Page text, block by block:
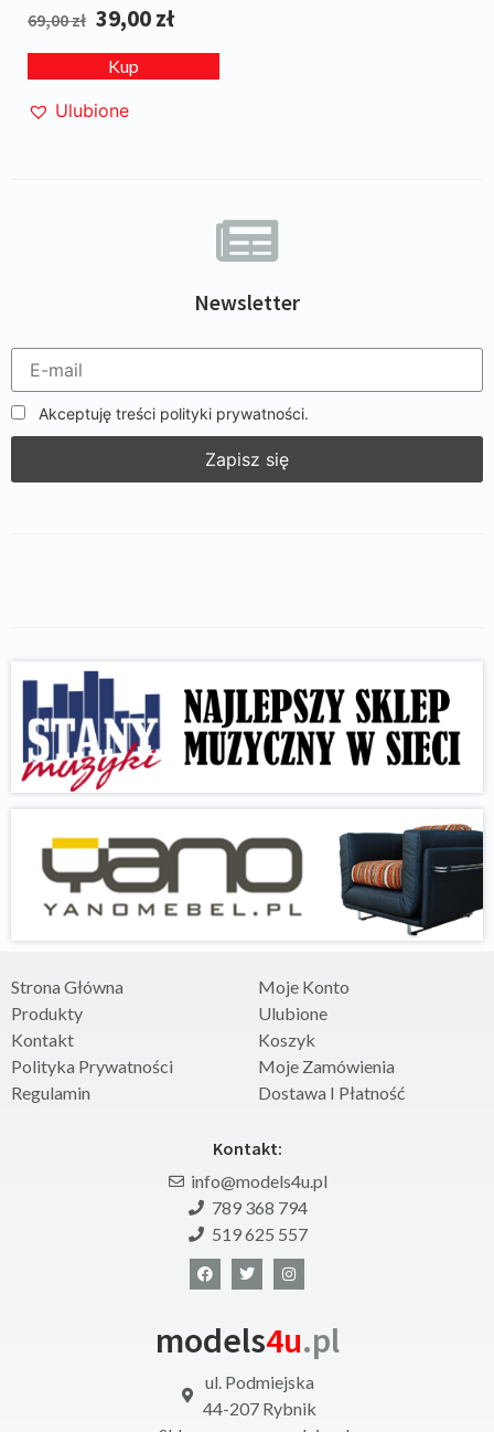
Newsletter
Akceptuję treści polityki prywatności.
69,00zł 39,00zł
Kup
Ulubione
Strona Główna
Produkty
Kontakt
Polityka Prywatności
Regulamin
Moje Konto
Ulubione
Koszyk
Moje Zamówienia
Dostawa I Płatność
Kontakt:
info@models4u.pl
789 368 794
519 625 557
models4u.pl
ul. Podmiejska
44-207 Rybnik